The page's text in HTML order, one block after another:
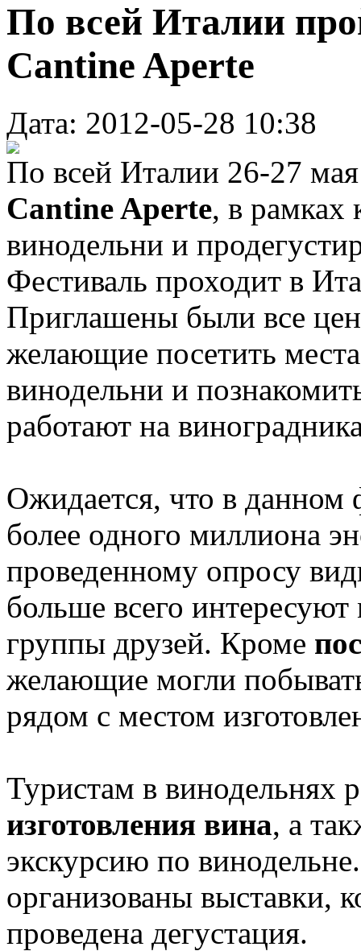
По всей Италии
Cantine Aperte
Дата: 2012-05-28 10:38
По всей Италии 26-27
Cantine Aperte, в рамках
винодельни и
Фестиваль проходит в
Приглашены были все
желающие посетить места
винодельни и
работают на
Ожидается, что в данном
более одного миллиона
проведенному опросу
больше всего
группы друзей. Кроме
желающие могли
рядом с местом
Туристам в винодельнях
изготовления вина, а
экскурсию по
организованы выставки,
проведена дегустация.